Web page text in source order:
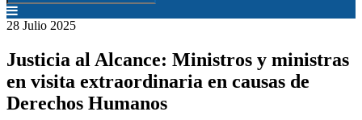
28 Julio 2025
Justicia al Alcance: Ministros y ministras
en visita extraordinaria en causas de
Derechos Humanos